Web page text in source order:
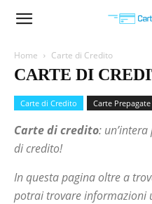
Carta
Home Carte di Credito
CARTE DI
Carte di Credito Carte Prepagate
Carte di credito:
di credito!
In questa pagina oltre a
potrai trovare informazioni